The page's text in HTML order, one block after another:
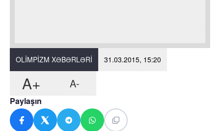
OLIMPIZM XƏBƏRLƏRI 31.03.2015, 15:20
A+ A-
Paylaşın